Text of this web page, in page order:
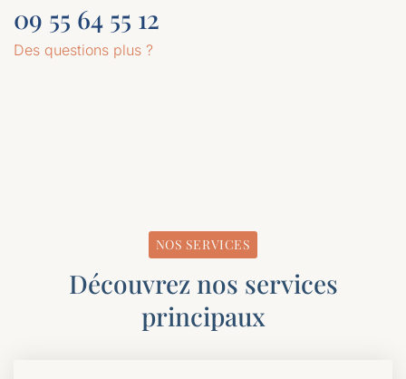
09 55 64 55 12
Des questions plus ?
NOS SERVICES
Découvrez nos services
principaux